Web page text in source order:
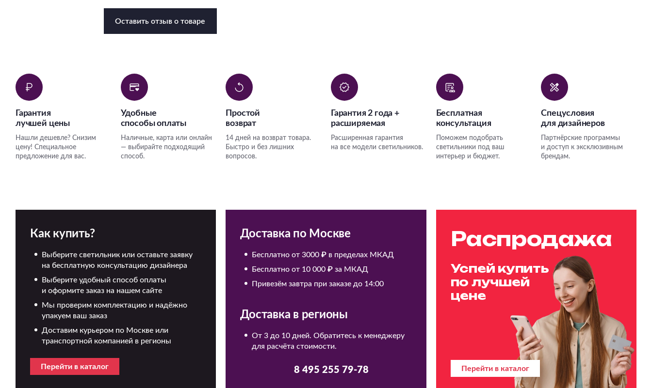
Оставить отзыв о товаре
Гарантия
лучшей цены
Нашли дешевле? Снизим
цену! Специальное
предложение для вас.
Удобные
способы оплаты
Наличные, карта или онлайн
— выбирайте подходящий
способ.
Простой
возврат
14 дней на возврат товара.
Быстро и без лишних
вопросов.
Гарантия 2 года +
расширяемая
Расширенная гарантия
на все модели светильников.
Бесплатная
консультация
Поможем подобрать
светильники под ваш
интерьер и бюджет.
Спецусловия
для дизайнеров
Партнёрские программы
и доступ к эксклюзивным
брендам.
Как купить?
Выберите светильник или оставьте заявку
на бесплатную консультацию дизайнера
Выберите удобный способ оплаты
и оформите заказ на нашем сайте
Мы проверим комплектацию и надёжно
упакуем ваш заказ
Доставим курьером по Москве или
транспортной компанией в регионы
Перейти в каталог
Доставка по Москве
Бесплатно от 3000 ₽ в пределах МКАД
Бесплатно от 10 000 ₽ за МКАД
Привезём завтра при заказе до 14:00
Доставка в регионы
От 3 до 10 дней. Обратитесь к менеджеру
для расчёта стоимости.
8 495 255 79-78
Распродажа
Успей купить
по лучшей
цене
Перейти в каталог